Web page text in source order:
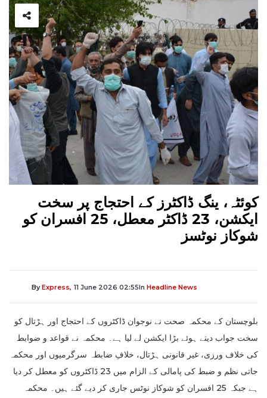
کوئٹہ، ینگ ڈاکٹرز کے احتجاج پر سخت
ایکشن، 23 ڈاکٹر معطل، 25 افسران کو
شوکاز نوٹسز
ByExpress, 11 June 2026 02:55In Headline News
بلوچستان کے محکمہ صحت نے نوجوان ڈاکٹروں کے احتجاج اور ہڑتال کو
سخت جواب دیتے ہوئے بڑا ایکشن لے لیا ہے۔ محکمہ نے قواعد و ضوابط
کی خلاف ورزی، غیر قانونی ہڑتال، خلافِ ضابطہ سرگرمیوں اور محکمہ
جاتی نظم و ضبط کی پامالی کے الزام میں 23 ڈاکٹروں کو معطل کر دیا
ہے جبکہ 25 افسران کو شوکاز نوٹس جاری کر دیے گئے ہیں۔ محکمہ